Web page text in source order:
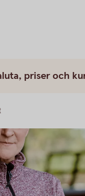
priser och